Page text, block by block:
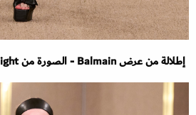
إطلالة من عرض Balmain - الصورة من Launchmetrics/Spotlight ©